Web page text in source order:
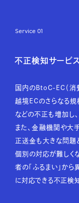
Service 01
不正検知サービス
国内のBtoC-EC（消
越境ECのさらなる
などの不正も増加し
また、金融機関や大
正送金も大きな問題
個別の対応が難しく
者の「ふるまい」か
に対応できる不正検